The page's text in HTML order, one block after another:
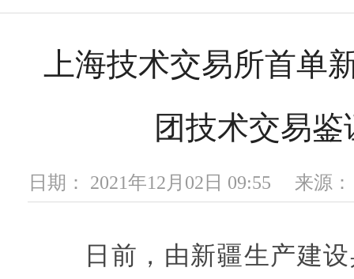
上海技术交易所首单
团技术交易鉴
日期： 2021年12月02日 09:55 来源
日前，由新疆生产建设